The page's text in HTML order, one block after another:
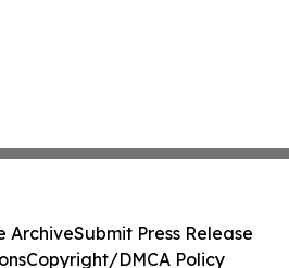
ArchiveSubmit Press Release
Copyright/DMCA Policy